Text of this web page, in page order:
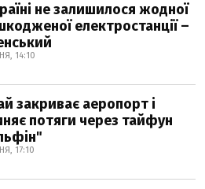
не залишилося жодної
електростанції –
14:10
закриває аеропорт і
потяги через тайфун
17:10